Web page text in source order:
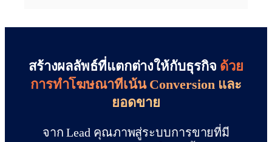
สร้างผลลัพธ์ที่แตกต่างให้กับธุรกิจ ด้วย
การทำโฆษณาที่เน้น Conversion และ
ยอดขาย
จาก Lead คุณภาพสู่ระบบการขายที่มี